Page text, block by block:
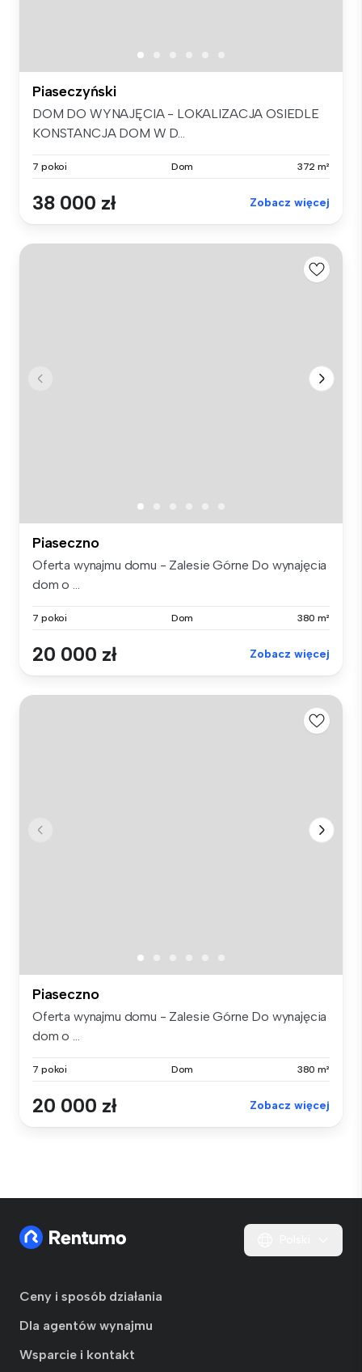
Piaseczyński
DOM DO WYNAJĘCIA - LOKALIZACJA OSIEDLE
KONSTANCJA DOM W D...
7 pokoi Dom 372 m²
38 000 zł Zobacz więcej
Piaseczno
Oferta wynajmu domu - Zalesie Górne Do wynajęcia
dom o ...
7 pokoi Dom 380 m²
20 000 zł Zobacz więcej
Piaseczno
Oferta wynajmu domu - Zalesie Górne Do wynajęcia
dom o ...
7 pokoi Dom 380 m²
20 000 zł Zobacz więcej
Ceny i sposób działania
Dla agentów wynajmu
Wsparcie i kontakt